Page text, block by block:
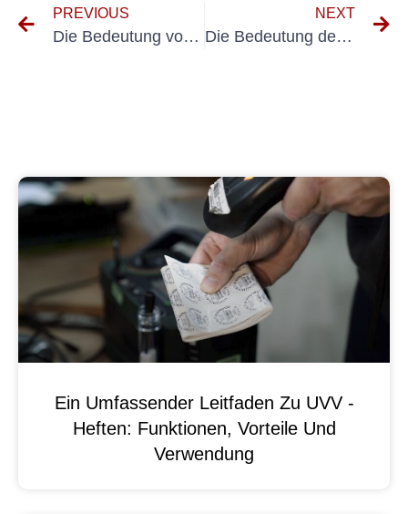
PREVIOUS
Die Bedeutung von VDE 0105 Teil 100 A1 für die elektrische Sicherheit verstehen
NEXT
Die Bedeutung des Einsatzes von Messgeräten ortsveränderlicher Betriebsmittel in industriellen Umgebungen
Ein Umfassender Leitfaden Zu UVV -
Heften: Funktionen, Vorteile Und
Verwendung